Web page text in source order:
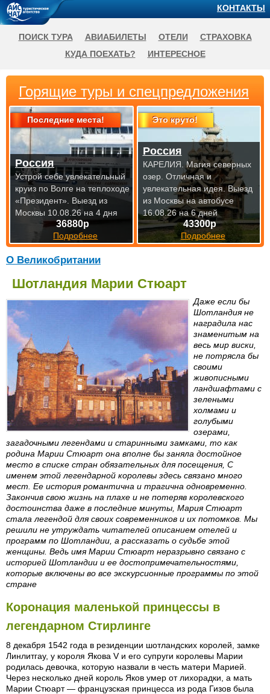
О Великобритании
Шотландия Марии Стюарт
Даже если бы
Шотландия не
наградила нас
знаменитым на
весь мир виски,
не потрясла бы
своими
живописными
ландшафтами с
зелеными
холмами и
голубыми
озерами,
загадочными легендами и старинными замками, то как
родина Марии Стюарт она вполне бы заняла достойное
место в списке стран обязательных для посещения, С
именем этой легендарной королевы здесь связано много
мест. Ее история романтична и трагична одновременно.
Закончив свою жизнь на плахе и не потеряв королевского
достоинства даже в последние минуты, Мария Стюарт
стала легендой для своих современников и их потомков. Мы
решили не утруждать читателей описанием отелей и
программ по Шотландии, а рассказать о судьбе этой
женщины. Ведь имя Марии Стюарт неразрывно связано с
историей Шотландии и ее достопримечательностями,
которые включены во все экскурсионные программы по этой
стране
Коронация маленькой принцессы в
легендарном Стирлинге
8 декабря 1542 года в резиденции шотландских королей, замке
Линлитгау, у короля Якова V и его супруги королевы Марии
родилась девочка, которую назвали в честь матери Марией.
Через несколько дней король Яков умер от лихорадки, а мать
Марии Стюарт — французская принцесса из рода Гизов была
Горящие туры и спецпредложения
Последние места!
36880р
Подробнее
Россия
Устрой себе увлекательный
круиз по Волге на теплоходе
«Президент». Выезд из
Москвы 10.08.26 на 4 дня
Это круто!
43300р
Подробнее
Россия
КАРЕЛИЯ. Магия северных
озер. Отличная и
увлекательная идея.Выезд
из Москвы на автобусе
16.08.26 на 6 дней
КОНТАКТЫ
ПОИСК ТУРА АВИАБИЛЕТЫ ОТЕЛИ
СТРАХОВКА
КУДА ПОЕХАТЬ?
ИНТЕРЕСНОЕ